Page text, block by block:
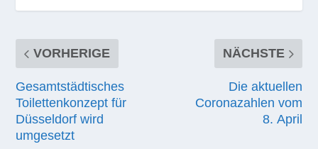
VORHERIGE
Gesamtstädtisches
Toilettenkonzept für
Düsseldorf wird
umgesetzt
NÄCHSTE
Die aktuellen
Coronazahlen vom
8. April